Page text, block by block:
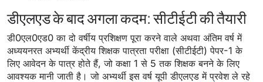
डीएलएड के बाद अगला कदम: सीटीईटी की तैयारी
डी0एल0एड0 का दो वर्षीय प्रशिक्षण पूरा करने वाले अथवा अंतिम वर्ष में
अध्ययनरत अभ्यर्थी केंद्रीय शिक्षक पात्रता परीक्षा (सीटीईटी) पेपर-1 के
लिए आवेदन के पात्र होते हैं, जो कक्षा 1 से 5 तक शिक्षक बनने के लिए
आवश्यक मानी जाती है। जो अभ्यर्थी इस वर्ष यूपी डीएलएड में प्रवेश ले रहे